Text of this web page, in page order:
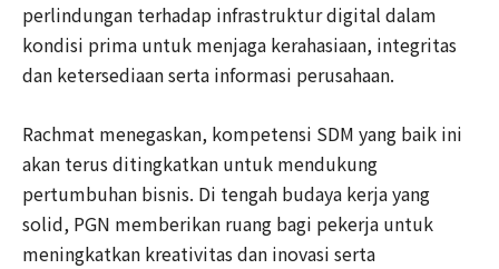
perlindungan terhadap infrastruktur digital dalam
kondisi prima untuk menjaga kerahasiaan, integritas
dan ketersediaan serta informasi perusahaan.
Rachmat menegaskan, kompetensi SDM yang baik ini
akan terus ditingkatkan untuk mendukung
pertumbuhan bisnis. Di tengah budaya kerja yang
solid, PGN memberikan ruang bagi pekerja untuk
meningkatkan kreativitas dan inovasi serta